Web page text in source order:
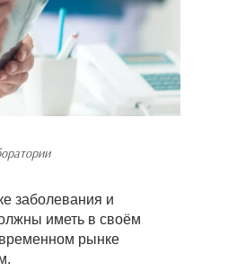
заболевания и
иметь в своём
рынке